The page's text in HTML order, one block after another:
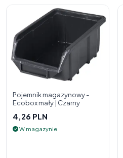
Pojemnik magazynowy -
Ecobox mały | Czarny
4,26 PLN
W magazynie